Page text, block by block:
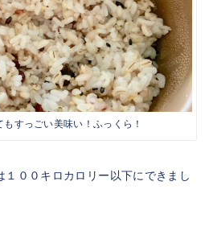
すっごい美味い！ふっくら！
００キロカロリー以下にできまし